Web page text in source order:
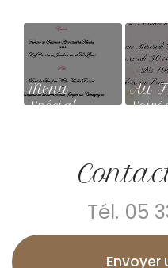
Menu
Spécial
Au
Tél. 05
Envoyer